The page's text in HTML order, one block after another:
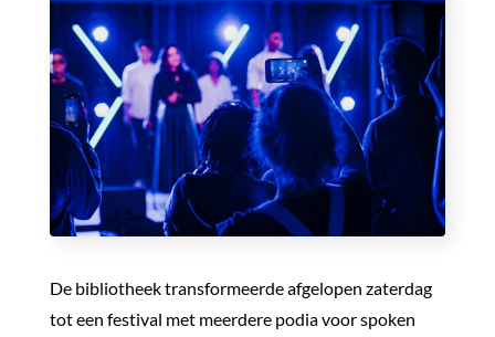
De bibliotheek transformeerde afgelopen zaterdag
tot een festival met meerdere podia voor spoken